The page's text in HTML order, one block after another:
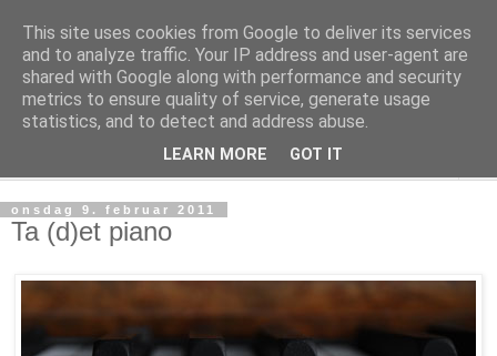
Fies notiser
en durabelig dose tips & oppskrifter ispedd vettug viten
onsdag 9. februar 2011
Ta (d)et piano
This site uses cookies from Google to deliver its services
and to analyze traffic. Your IP address and user-agent are
shared with Google along with performance and security
metrics to ensure quality of service, generate usage
statistics, and to detect and address abuse.
LEARN MORE GOT IT